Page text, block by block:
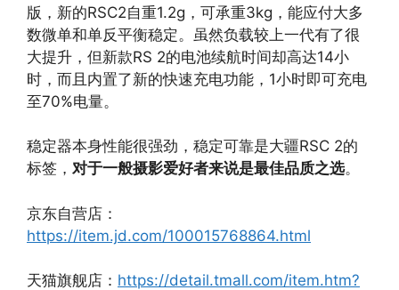
版，新的RSC2自重1.2g，可承重3kg，能应付大多
数微单和单反平衡稳定。虽然负载较上一代有了很
大提升，但新款RS 2的电池续航时间却高达14小
时，而且内置了新的快速充电功能，1小时即可充电
至70%电量。
稳定器本身性能很强劲，稳定可靠是大疆RSC 2的
标签， 对于一般摄影爱好者来说是最佳品质之选。
京东自营店：
https://item.jd.com/100015768864.html
天猫旗舰店： https://detail.tmall.com/item.htm?